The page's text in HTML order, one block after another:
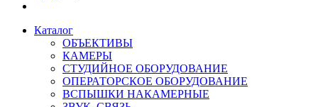
Каталог
ОБЪЕКТИВЫ
КАМЕРЫ
СТУДИЙНОЕ ОБОРУДОВАНИЕ
ОПЕРАТОРСКОЕ ОБОРУДОВАНИЕ
ВСПЫШКИ НАКАМЕРНЫЕ